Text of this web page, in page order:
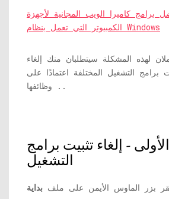
برامج كاميرا الويب المجانية لأجهزة
الكمبيوتر التي تعمل بنظام Windows
لهذه المشكلة سيتطلبان منك إلغاء
برامج التشغيل المختلفة اعتمادًا على
وظائفها ..
- إلغاء تثبيت برامج
التشغيل
بزر الماوس الأيمن على ملف بداية